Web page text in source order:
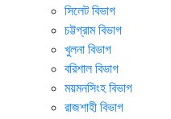
সিলেট বিভাগ
চট্টগ্রাম বিভাগ
খুলনা বিভাগ
বরিশাল বিভাগ
ময়মনসিংহ বিভাগ
রাজশাহী বিভাগ